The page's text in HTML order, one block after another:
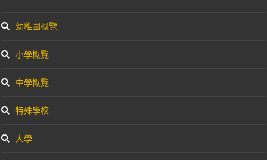
幼稚園概覽
小學概覽
中學概覽
特殊學校
大學